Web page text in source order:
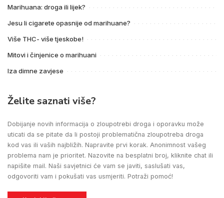
Marihuana: droga ili lijek?
Jesu li cigarete opasnije od marihuane?
Više THC- više tjeskobe!
Mitovi i činjenice o marihuani
Iza dimne zavjese
Želite saznati više?
Dobijanje novih informacija o zloupotrebi droga i oporavku može
uticati da se pitate da li postoji problematična zloupotreba droga
kod vas ili vaših najbližih. Napravite prvi korak. Anonimnost vašeg
problema nam je prioritet. Nazovite na besplatni broj, kliknite chat ili
napišite mail. Naši savjetnici će vam se javiti, saslušati vas,
odgovoriti vam i pokušati vas usmjeriti. Potraži pomoć!